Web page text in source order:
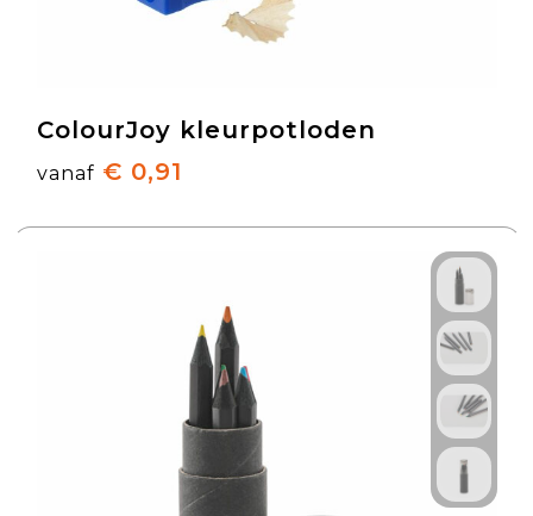
ColourJoy kleurpotloden
vanaf € 0,91